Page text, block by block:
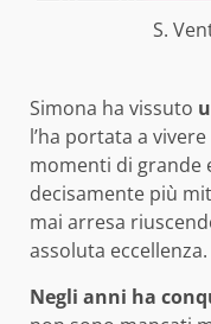
S.
Simona ha vissuto
l’ha portata a
momenti di grande
decisamente più
mai arresa
assoluta eccellenza.
Negli anni ha